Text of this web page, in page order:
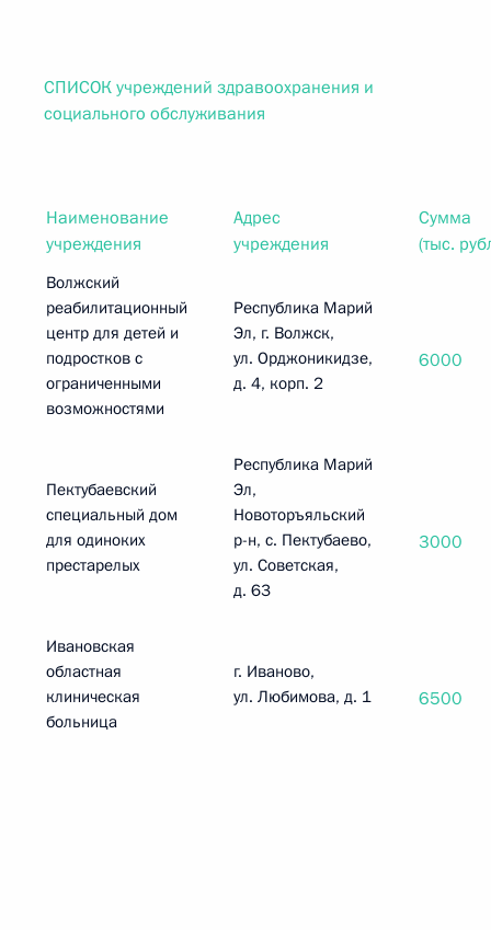
СПИСОК учреждений здравоохранения и
социального обслуживания
Наименование
учреждения
Адрес
учреждения
Сумма
(тыс.
Волжский
реабилитационный
центр для детей и
подростков с
ограниченными
возможностями
Республика Марий
Эл, г. Волжск,
ул. Орджоникидзе,
д. 4, корп. 2
6000
Пектубаевский
специальный дом
для одиноких
престарелых
Республика Марий
Эл,
Новоторъяльский
р-н, с. Пектубаево,
ул. Советская,
д. 63
3000
Ивановская
областная
клиническая
больница
г. Иваново,
ул. Любимова, д. 1
6500